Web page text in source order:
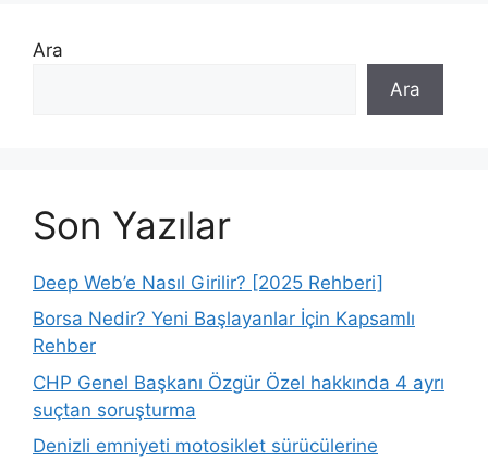
Ara
Ara
Son Yazılar
Deep Web’e Nasıl Girilir? [2025 Rehberi]
Borsa Nedir? Yeni Başlayanlar İçin Kapsamlı
Rehber
CHP Genel Başkanı Özgür Özel hakkında 4 ayrı
suçtan soruşturma
Denizli emniyeti motosiklet sürücülerine